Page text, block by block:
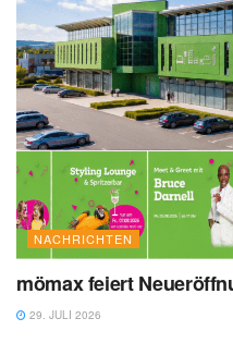
NACHRICHTEN
mömax feiert
29. JULI 2026